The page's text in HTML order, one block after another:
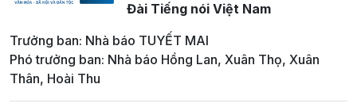
Đài Tiếng nói Việt Nam
Trưởng ban: Nhà báo TUYẾT MAI
Phó trưởng ban: Nhà báo Hồng Lan, Xuân Thọ, Xuân
Thân, Hoài Thu